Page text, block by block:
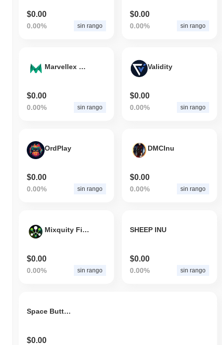
$0.00
0.00% sin rango
$0.00
0.00% sin rango
Marvellex Ventures
$0.00
0.00% sin rango
Validity
$0.00
0.00% sin rango
OrdPlay
$0.00
0.00% sin rango
DMCInu
$0.00
0.00% sin rango
Mixquity Finance
$0.00
0.00% sin rango
SHEEP INU
$0.00
0.00% sin rango
Space Butterfly
$0.00